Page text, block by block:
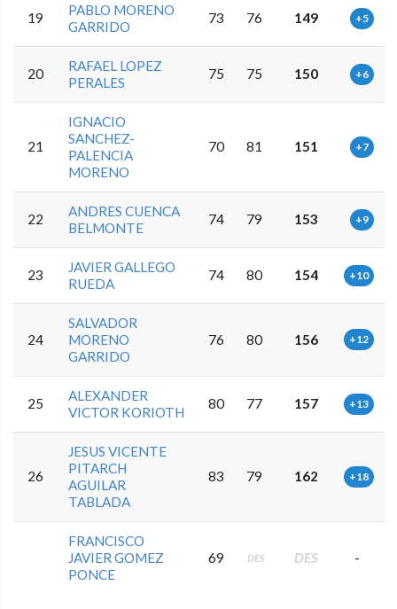
19
PABLO MORENO
GARRIDO
73 76 149 +5
20
RAFAEL LOPEZ
PERALES
75 75 150 +6
21
IGNACIO
SANCHEZ-
PALENCIA
MORENO
70 81 151 +7
22
ANDRES CUENCA
BELMONTE
74 79 153 +9
23
JAVIER GALLEGO
RUEDA
74 80 154 +10
24
SALVADOR
MORENO
GARRIDO
76 80 156 +12
25
ALEXANDER
VICTOR KORIOTH
80 77 157 +13
26
JESUS VICENTE
PITARCH
AGUILAR
TABLADA
83 79 162 +18
FRANCISCO
JAVIER GOMEZ
PONCE
69 DES DES -